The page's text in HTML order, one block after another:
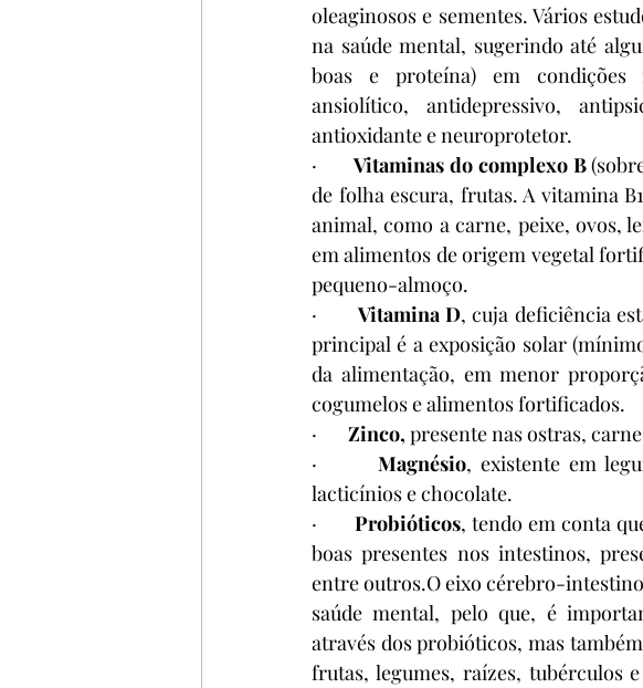
oleaginosos e sementes. Vários
na saúde mental, sugerindo até
boas e proteína) em condições
ansiolítico, antidepressivo,
antioxidante e neuroprotetor.
· Vitaminas do complexo B
de folha escura, frutas. A vitamina
animal, como a carne, peixe, ovos,
em alimentos de origem vegetal
pequeno-almoço.
· Vitamina D, cuja deficiência
principal é a exposição solar
da alimentação, em menor
cogumelos e alimentos fortificados.
· Zinco, presente nas ostras,
· Magnésio, existente em
lacticínios e chocolate.
· Probióticos, tendo em conta
boas presentes nos intestinos,
entre outros.O eixo cérebro-
saúde mental, pelo que, é
através dos probióticos, mas
frutas, legumes, raízes, tubérculos